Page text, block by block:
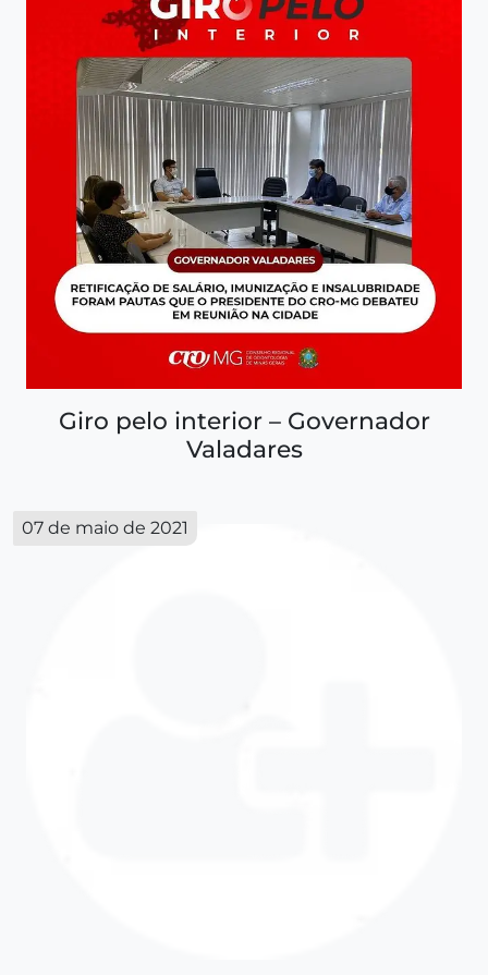
Giro pelo interior – Governador
Valadares
07 de maio de 2021